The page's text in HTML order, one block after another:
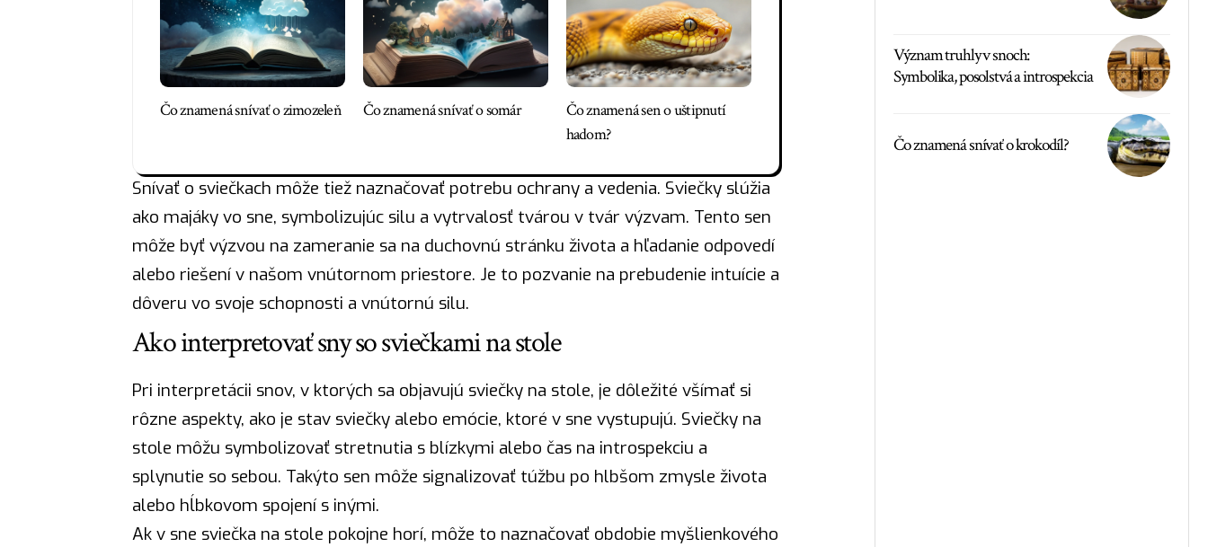
Čo znamená snívať o zimozeleň Čo znamená snívať o somár
Čo znamená sen o uštipnutí
hadom?
Snívať o sviečkach môže tiež naznačovať potrebu ochrany a vedenia. Sviečky slúžia
ako majáky vo sne, symbolizujúc silu a vytrvalosť tvárou v tvár výzvam. Tento sen
môže byť výzvou na zameranie sa na duchovnú stránku života a hľadanie odpovedí
alebo riešení v našom vnútornom priestore. Je to pozvanie na prebudenie intuície a
dôveru vo svoje schopnosti a vnútornú silu.
Ako interpretovať sny so sviečkami na stole
Pri interpretácii snov, v ktorých sa objavujú sviečky na stole, je dôležité všímať si
rôzne aspekty, ako je stav sviečky alebo emócie, ktoré v sne vystupujú. Sviečky na
stole môžu symbolizovať stretnutia s blízkymi alebo čas na introspekciu a
splynutie so sebou. Takýto sen môže signalizovať túžbu po hlbšom zmysle života
alebo hĺbkovom spojení s inými.
Ak v sne sviečka na stole pokojne horí, môže to naznačovať obdobie myšlienkového
Význam truhly v snoch:
Symbolika, posolstvá a introspekcia
Čo znamená snívať o krokodíl?